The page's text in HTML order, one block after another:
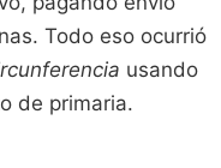
Todo eso ocurrió
usando
de primaria.